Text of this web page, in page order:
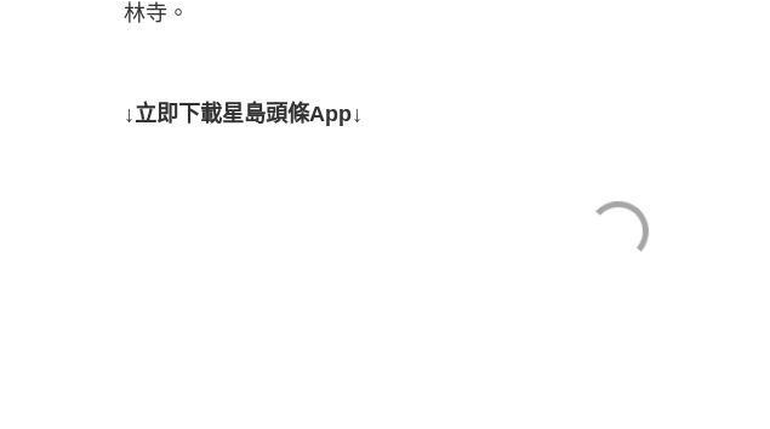
林寺。
↓立即下載星島頭條App↓